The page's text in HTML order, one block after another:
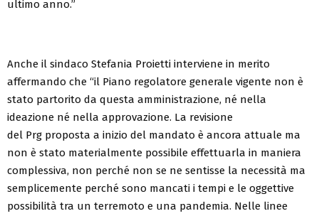
ultimo anno.”
Anche il sindaco Stefania Proietti interviene in merito
affermando che “il Piano regolatore generale vigente non è
stato partorito da questa amministrazione, né nella
ideazione né nella approvazione. La revisione
del Prg proposta a inizio del mandato è ancora attuale ma
non è stato materialmente possibile effettuarla in maniera
complessiva, non perché non se ne sentisse la necessità ma
semplicemente perché sono mancati i tempi e le oggettive
possibilità tra un terremoto e una pandemia. Nelle linee